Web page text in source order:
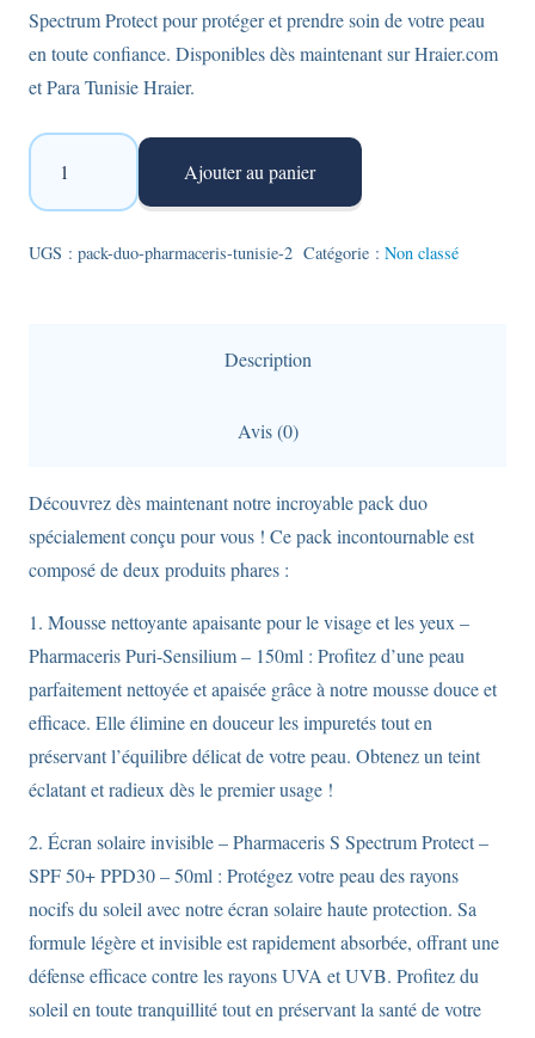
Spectrum Protect pour protéger et prendre soin de votre peau
en toute confiance. Disponibles dès maintenant sur Hraier.com
et Para Tunisie Hraier.
quantité
Pack
Duo
Écran
Solaire
Invisible
Spectrum
SPF
50+
Ajouter au panier
UGS : pack-duo-pharmaceris-tunisie-2 Catégorie : Non classé
Description
Avis (0)
Découvrez dès maintenant notre incroyable pack duo
spécialement conçu pour vous ! Ce pack incontournable est
composé de deux produits phares :
1. Mousse nettoyante apaisante pour le visage et les yeux –
Pharmaceris Puri-Sensilium – 150ml : Profitez d’une peau
parfaitement nettoyée et apaisée grâce à notre mousse douce et
efficace. Elle élimine en douceur les impuretés tout en
préservant l’équilibre délicat de votre peau. Obtenez un teint
éclatant et radieux dès le premier usage !
2. Écran solaire invisible – Pharmaceris S Spectrum Protect –
SPF 50+ PPD30 – 50ml : Protégez votre peau des rayons
nocifs du soleil avec notre écran solaire haute protection. Sa
formule légère et invisible est rapidement absorbée, offrant une
défense efficace contre les rayons UVA et UVB. Profitez du
soleil en toute tranquillité tout en préservant la santé de votre